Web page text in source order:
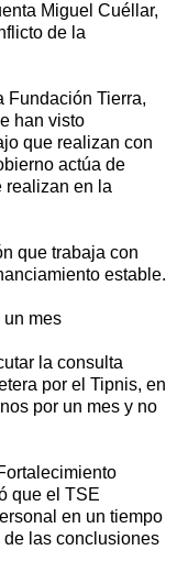
Miguel Cuéllar,
de la
Fundación Tierra,
han visto
que realizan con
actúa de
realizan en la
que trabaja con
estable.
un mes
la consulta
por el Tipnis, en
por un mes y no
que el TSE
en un tiempo
las conclusiones